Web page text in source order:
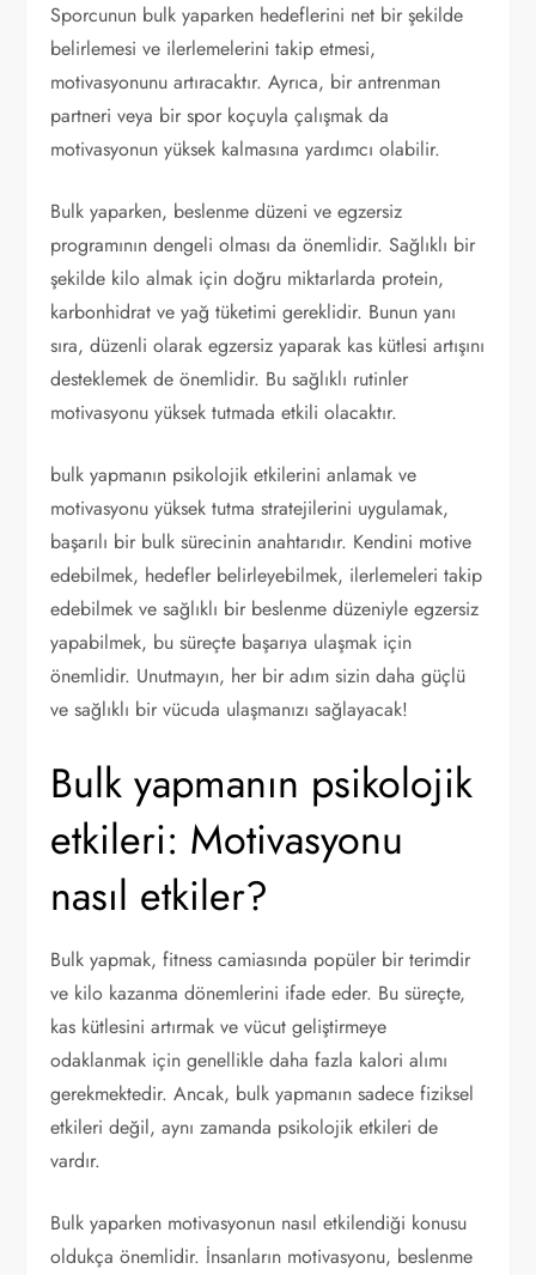
Sporcunun bulk yaparken hedeflerini net bir şekilde
belirlemesi ve ilerlemelerini takip etmesi,
motivasyonunu artıracaktır. Ayrıca, bir antrenman
partneri veya bir spor koçuyla çalışmak da
motivasyonun yüksek kalmasına yardımcı olabilir.
Bulk yaparken, beslenme düzeni ve egzersiz
programının dengeli olması da önemlidir. Sağlıklı bir
şekilde kilo almak için doğru miktarlarda protein,
karbonhidrat ve yağ tüketimi gereklidir. Bunun yanı
sıra, düzenli olarak egzersiz yaparak kas kütlesi artışını
desteklemek de önemlidir. Bu sağlıklı rutinler
motivasyonu yüksek tutmada etkili olacaktır.
bulk yapmanın psikolojik etkilerini anlamak ve
motivasyonu yüksek tutma stratejilerini uygulamak,
başarılı bir bulk sürecinin anahtarıdır. Kendini motive
edebilmek, hedefler belirleyebilmek, ilerlemeleri takip
edebilmek ve sağlıklı bir beslenme düzeniyle egzersiz
yapabilmek, bu süreçte başarıya ulaşmak için
önemlidir. Unutmayın, her bir adım sizin daha güçlü
ve sağlıklı bir vücuda ulaşmanızı sağlayacak!
Bulk yapmanın psikolojik
etkileri: Motivasyonu
nasıl etkiler?
Bulk yapmak, fitness camiasında popüler bir terimdir
ve kilo kazanma dönemlerini ifade eder. Bu süreçte,
kas kütlesini artırmak ve vücut geliştirmeye
odaklanmak için genellikle daha fazla kalori alımı
gerekmektedir. Ancak, bulk yapmanın sadece fiziksel
etkileri değil, aynı zamanda psikolojik etkileri de
vardır.
Bulk yaparken motivasyonun nasıl etkilendiği konusu
oldukça önemlidir. İnsanların motivasyonu, beslenme